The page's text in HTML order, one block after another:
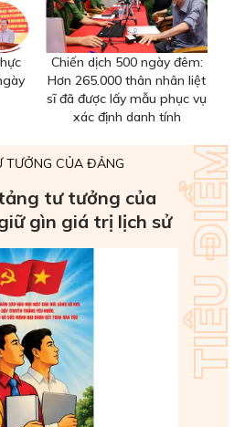
Chiến dịch 500 ngày đêm:
Hơn 265.000 thân nhân liệt
sĩ đã được lấy mẫu phục vụ
xác định danh tính
TƯỞNG CỦA ĐẢNG
tư tưởng của
gìn giá trị lịch sử